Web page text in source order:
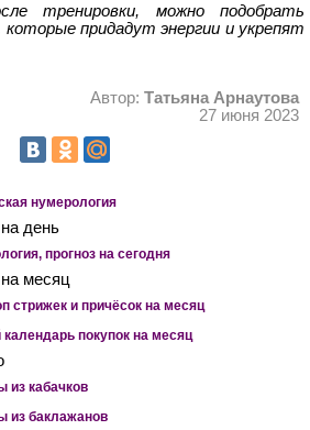
тренировки, можно подобрать
придадут энергии и укрепят
Автор: Татьяна Арнаутова
27 июня 2023
нумерология
день
прогноз на сегодня
месяц
стрижек и причёсок на месяц
покупок на месяц
из кабачков
из баклажанов